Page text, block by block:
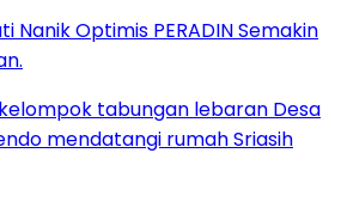
Nanik Optimis PERADIN Semakin